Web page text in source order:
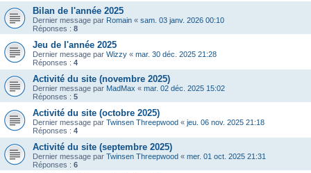
Bilan de l'année 2025
Dernier message par Romain « sam. 03 janv. 2026 00:10
Réponses : 8
Jeu de l'année 2025
Dernier message par Wizzy « mar. 30 déc. 2025 21:28
Réponses : 4
Activité du site (novembre 2025)
Dernier message par MadMax « mar. 02 déc. 2025 15:02
Réponses : 5
Activité du site (octobre 2025)
Dernier message par Twinsen Threepwood « jeu. 06 nov. 2025 21:18
Réponses : 4
Activité du site (septembre 2025)
Dernier message par Twinsen Threepwood « mer. 01 oct. 2025 21:31
Réponses : 6